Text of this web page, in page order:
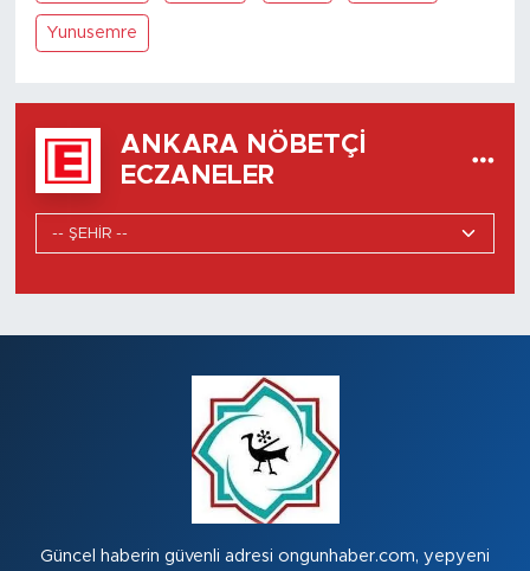
Yunusemre
ANKARA NÖBETÇI
ECZANELER
Güncel haberin güvenli adresi ongunhaber.com, yepyeni